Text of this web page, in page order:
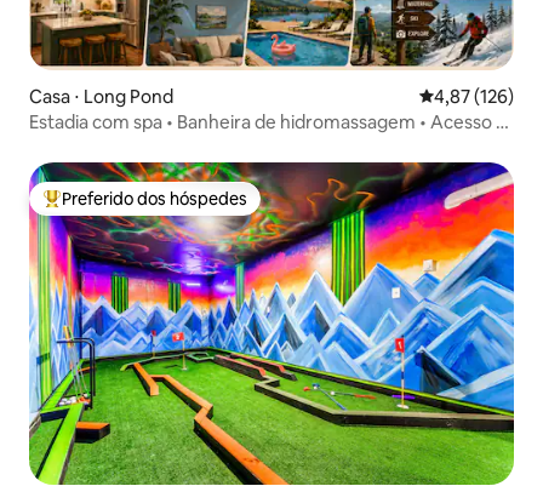
Casa ⋅ Long Pond 4,87 de uma
4,87 (126)
Estadia com spa • Banheira de hidromassagem • Acesso à
Entre os melhores preferidos dos hóspedes
Preferido dos hóspedes